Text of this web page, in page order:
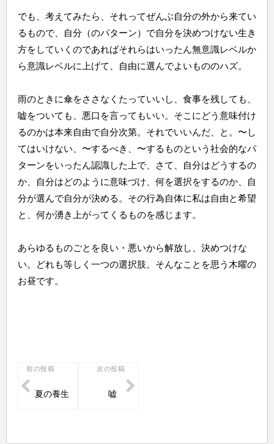
でも、考えてみたら、それってぜんぶ自分の外から来てい
るもので、自分（のパターン）で自分を決めつけない生き
方をしていくのであればそれらはいったん無意識レベルか
ら意識レベルに上げて、自由に選んでよいもののハズ。
雨のときに傘をささなくたっていいし、食事を残しても、
嘘をついても、悪口を言ってもいい。そこにどう意味付け
るのかは本来自由で自分次第。それでいいんだ、と。〜し
てはいけない、〜するべき、〜するものという社会的なパ
ターンをいったん認識した上で、さて、自分はどうするの
か、自分はどのように意味づけ、何を選択をするのか、自
分が選んで自分が決める。その行為自体に私は自由と希望
と、何か湧き上がってくるものを感じます。
あらゆるものごとを良い・悪いから解放し、決めつけな
い。どれも等しく一つの選択肢。そんなことを思う木曜の
お昼です。
投
稿
前の投稿
夏の養生
次の投稿
嘘